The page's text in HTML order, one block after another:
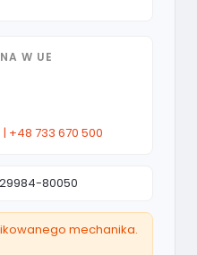
W UE
| +48 733 670 500
29984-80050
mechanika.